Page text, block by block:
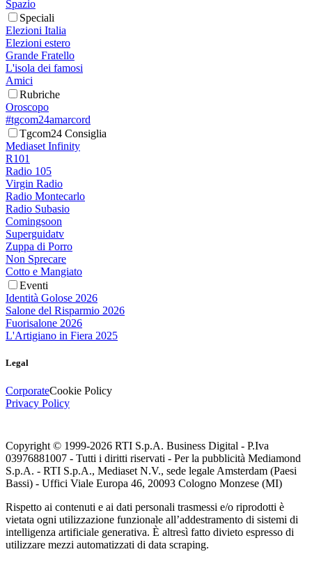
Spazio
Speciali
Elezioni Italia
Elezioni estero
Grande Fratello
L'isola dei famosi
Amici
Rubriche
Oroscopo
#tgcom24amarcord
Tgcom24 Consiglia
Mediaset Infinity
R101
Radio 105
Virgin Radio
Radio Montecarlo
Radio Subasio
Comingsoon
Superguidatv
Zuppa di Porro
Non Sprecare
Cotto e Mangiato
Eventi
Identità Golose 2026
Salone del Risparmio 2026
Fuorisalone 2026
L'Artigiano in Fiera 2025
Legal
CorporateCookie Policy
Privacy Policy
Copyright © 1999-2026 RTI S.p.A. Business Digital - P.Iva
03976881007 - Tutti i diritti riservati - Per la pubblicità Mediamond
S.p.A. - RTI S.p.A., Mediaset N.V., sede legale Amsterdam (Paesi
Bassi) - Uffici Viale Europa 46, 20093 Cologno Monzese (MI)
Rispetto ai contenuti e ai dati personali trasmessi e/o riprodotti è
vietata ogni utilizzazione funzionale all’addestramento di sistemi di
intelligenza artificiale generativa. È altresì fatto divieto espresso di
utilizzare mezzi automatizzati di data scraping.